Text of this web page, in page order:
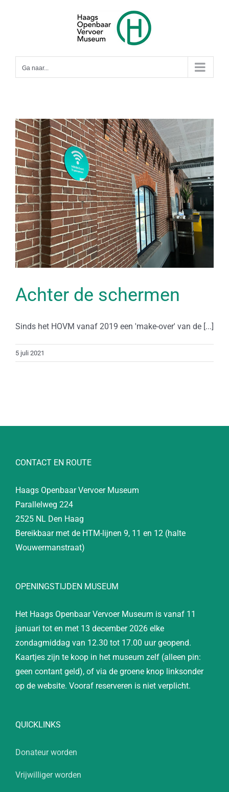
Ga naar...
Achter de schermen
Sinds het HOVM vanaf 2019 een 'make-over' van de [...]
5 juli 2021
CONTACT EN ROUTE
Haags Openbaar Vervoer Museum
Parallelweg 224
2525 NL Den Haag
Bereikbaar met de HTM-lijnen 9, 11 en 12 (halte
Wouwermanstraat)
OPENINGSTIJDEN MUSEUM
Het Haags Openbaar Vervoer Museum is vanaf 11
januari tot en met 13 december 2026 elke
zondagmiddag van 12.30 tot 17.00 uur geopend.
Kaartjes zijn te koop in het museum zelf (alleen pin:
geen contant geld), of via de groene knop linksonder
op de website. Vooraf reserveren is niet verplicht.
QUICKLINKS
Donateur worden
Vrijwilliger worden